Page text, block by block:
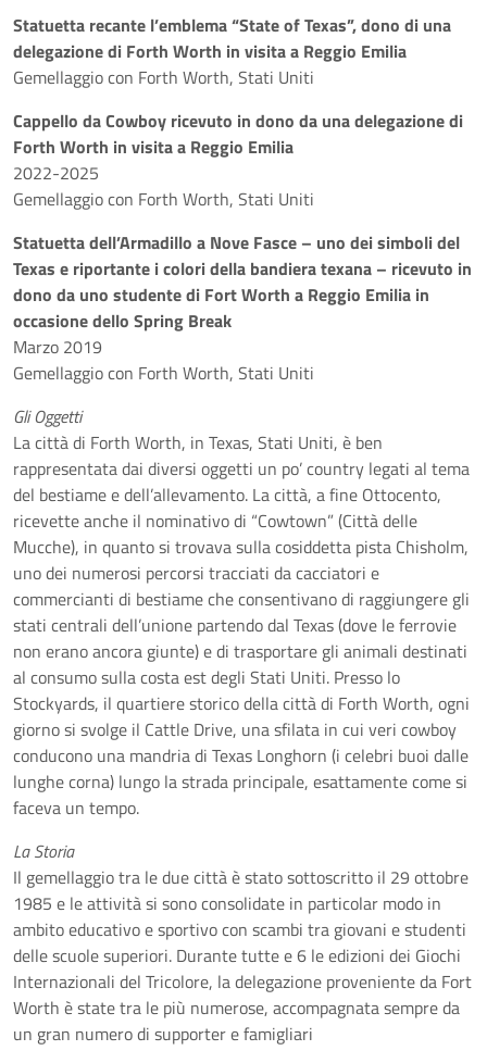
Statuetta recante l’emblema “State of Texas”, dono di una
delegazione di Forth Worth in visita a Reggio Emilia
Gemellaggio con Forth Worth, Stati Uniti
Cappello da Cowboy ricevuto in dono da una delegazione di
Forth Worth in visita a Reggio Emilia
2022-2025
Gemellaggio con Forth Worth, Stati Uniti
Statuetta dell’Armadillo a Nove Fasce – uno dei simboli del
Texas e riportante i colori della bandiera texana – ricevuto in
dono da uno studente di Fort Worth a Reggio Emilia in
occasione dello Spring Break
Marzo 2019
Gemellaggio con Forth Worth, Stati Uniti
Gli Oggetti
La città di Forth Worth, in Texas, Stati Uniti, è ben
rappresentata dai diversi oggetti un po’ country legati al tema
del bestiame e dell’allevamento. La città, a fine Ottocento,
ricevette anche il nominativo di “Cowtown” (Città delle
Mucche), in quanto si trovava sulla cosiddetta pista Chisholm,
uno dei numerosi percorsi tracciati da cacciatori e
commercianti di bestiame che consentivano di raggiungere gli
stati centrali dell’unione partendo dal Texas (dove le ferrovie
non erano ancora giunte) e di trasportare gli animali destinati
al consumo sulla costa est degli Stati Uniti. Presso lo
Stockyards, il quartiere storico della città di Forth Worth, ogni
giorno si svolge il Cattle Drive, una sfilata in cui veri cowboy
conducono una mandria di Texas Longhorn (i celebri buoi dalle
lunghe corna) lungo la strada principale, esattamente come si
faceva un tempo.
La Storia
Il gemellaggio tra le due città è stato sottoscritto il 29 ottobre
1985 e le attività si sono consolidate in particolar modo in
ambito educativo e sportivo con scambi tra giovani e studenti
delle scuole superiori. Durante tutte e 6 le edizioni dei Giochi
Internazionali del Tricolore, la delegazione proveniente da Fort
Worth è state tra le più numerose, accompagnata sempre da
un gran numero di supporter e famigliari